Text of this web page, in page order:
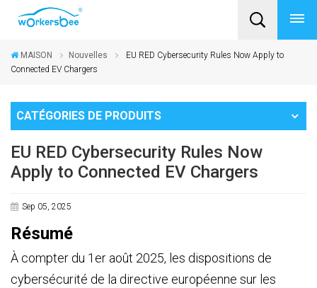
MAISON Nouvelles
EU RED Cybersecurity Rules Now Apply to
Connected EV Chargers
CATÉGORIES DE PRODUITS
EU RED Cybersecurity Rules Now
Apply to Connected EV Chargers
Sep 05, 2025
Résumé
À compter du 1er août 2025, les dispositions de
cybersécurité de la directive européenne sur les